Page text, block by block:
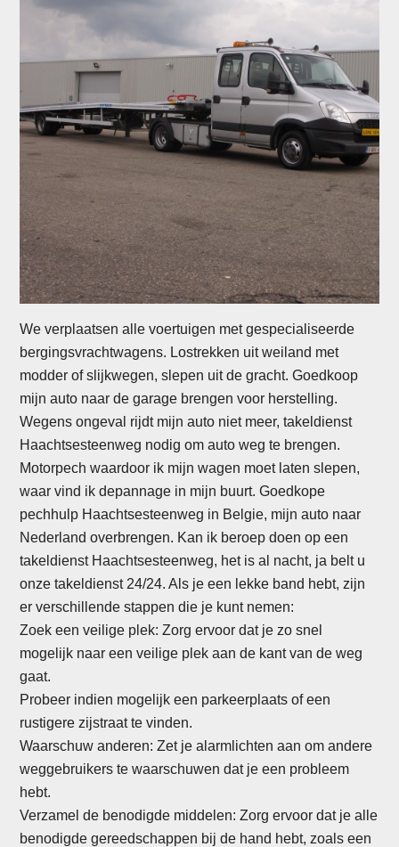
We verplaatsen alle voertuigen met gespecialiseerde
bergingsvrachtwagens. Lostrekken uit weiland met
modder of slijkwegen, slepen uit de gracht. Goedkoop
mijn auto naar de garage brengen voor herstelling.
Wegens ongeval rijdt mijn auto niet meer, takeldienst
Haachtsesteenweg nodig om auto weg te brengen.
Motorpech waardoor ik mijn wagen moet laten slepen,
waar vind ik depannage in mijn buurt. Goedkope
pechhulp Haachtsesteenweg in Belgie, mijn auto naar
Nederland overbrengen. Kan ik beroep doen op een
takeldienst Haachtsesteenweg, het is al nacht, ja belt u
onze takeldienst 24/24. Als je een lekke band hebt, zijn
er verschillende stappen die je kunt nemen:
Zoek een veilige plek: Zorg ervoor dat je zo snel
mogelijk naar een veilige plek aan de kant van de weg
gaat.
Probeer indien mogelijk een parkeerplaats of een
rustigere zijstraat te vinden.
Waarschuw anderen: Zet je alarmlichten aan om andere
weggebruikers te waarschuwen dat je een probleem
hebt.
Verzamel de benodigde middelen: Zorg ervoor dat je alle
benodigde gereedschappen bij de hand hebt, zoals een